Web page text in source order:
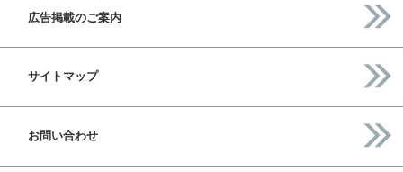
広告掲載のご案内
サイトマップ
お問い合わせ